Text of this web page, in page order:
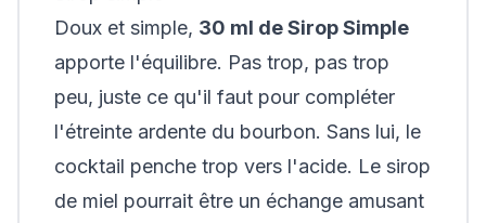
Doux et simple, 30 ml de Sirop Simple
apporte l'équilibre. Pas trop, pas trop
peu, juste ce qu'il faut pour compléter
l'étreinte ardente du bourbon. Sans lui, le
cocktail penche trop vers l'acide. Le sirop
de miel pourrait être un échange amusant